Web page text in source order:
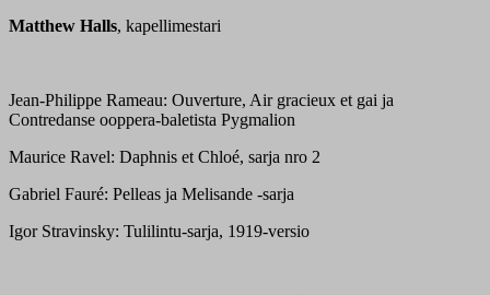
Matthew Halls, kapellimestari
Jean-Philippe Rameau: Ouverture, Air gracieux et gai ja
Contredanse ooppera-baletista Pygmalion
Maurice Ravel: Daphnis et Chloé, sarja nro 2
Gabriel Fauré: Pelleas ja Melisande -sarja
Igor Stravinsky: Tulilintu-sarja, 1919-versio